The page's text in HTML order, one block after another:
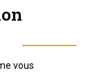
vous